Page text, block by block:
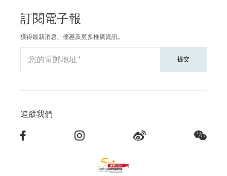
訂閱電子報
獲得最新消息、優惠及更多推廣資訊。
您的電郵地址 提交
追蹤我們